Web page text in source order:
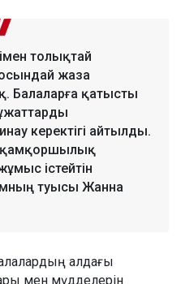
толықтай
осындай жаза
Балаларға қатысты
керектігі айтылды.
қамқоршылық
істейтін
туысы Жанна
алдағы
мен мүдделерін